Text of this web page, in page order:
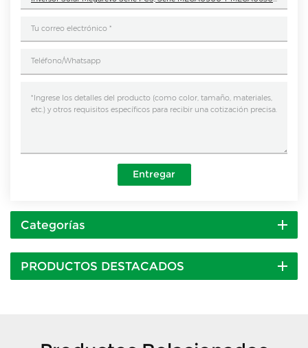
Entregar
Categorías
PRODUCTOS DESTACADOS